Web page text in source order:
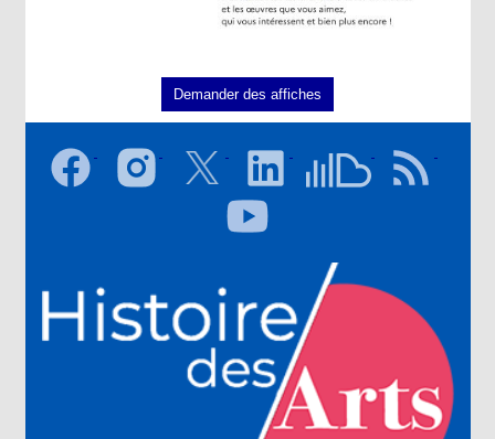
Demander des affiches